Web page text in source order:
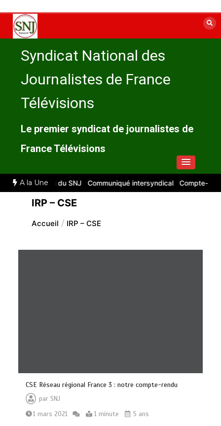
contenu
Syndicat National des
Journalistes de France
Télévisions
Le premier syndicat de journalistes de
France Télévisions
A la Une
rendu du SNJ Communiqué intersyndical Compte-rendu
IRP – CSE
Accueil IRP – CSE
CSE Réseau régional France 3 : notre compte-rendu
par SNJ
1 mars 2021
1 minute 5 ans